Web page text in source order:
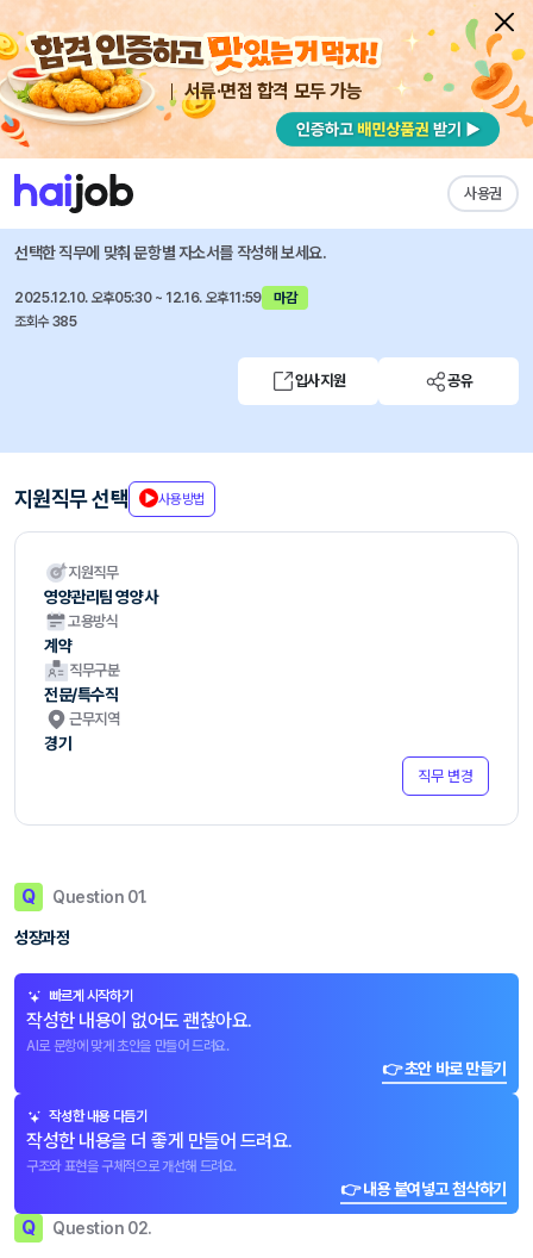
서류·면접 합격 모두 가능
사용권
채용공고 자소서 자유항목 자소서 내 작성목록
중앙대학교 광명병원
(광명병원) 영양관리팀 영양사 (계약직) 모집 (2025.12)
선택한 직무에 맞춰 문항별 자소서를 작성해 보세요.
2025.12.10. 오후05:30 ~ 12.16. 오후11:59
마감
조회수 385
입사지원 공유
지원직무 선택 사용방법
지원직무
영양관리팀 영양사
고용방식
계약
직무구분
전문/특수직
근무지역
경기
직무 변경
Q Question 01.
성장과정
빠르게 시작하기
작성한 내용이 없어도 괜찮아요.
AI로 문항에 맞게 초안을 만들어 드려요.
👉 초안 바로 만들기
작성한 내용 다듬기
작성한 내용을 더 좋게 만들어 드려요.
구조와 표현을 구체적으로 개선해 드려요.
👉 내용 붙여넣고 첨삭하기
Q Question 02.